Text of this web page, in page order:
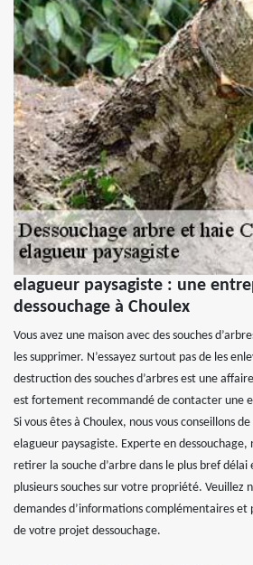
elagueur paysagiste : une
dessouchage à Choulex
Vous avez une maison avec des souches
les supprimer. N’essayez surtout pas de les
destruction des souches d’arbres est une
est fortement recommandé de contacter une
Si vous êtes à Choulex, nous vous conseillons
elagueur paysagiste. Experte en
retirer la souche d’arbre dans le plus bref délai
plusieurs souches sur votre propriété. Veuillez
demandes d’informations complémentaires et
de votre projet dessouchage.